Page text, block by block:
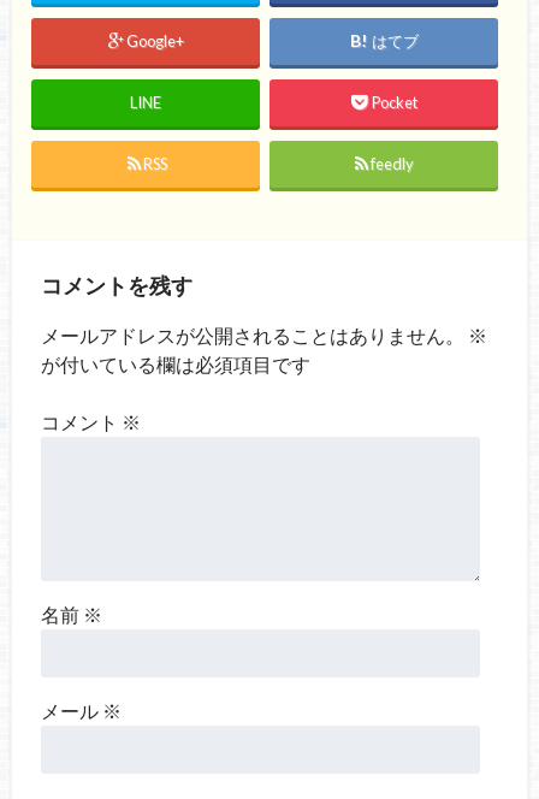
Google+ はてブ
LINE Pocket
RSS feedly
コメントを残す
メールアドレスが公開されることはありません。
※
が付いている欄は必須項目です
コメント ※
名前 ※
メール ※